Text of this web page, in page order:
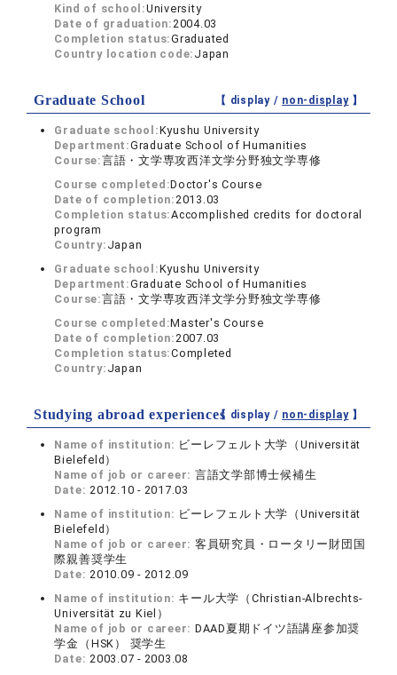
Kind of school:University
Date of graduation: 2004.03
Completion status:Graduated
Country location code: Japan
Graduate School 【 display / non-display】
Graduate school:Kyushu University
Department:Graduate School of Humanities
Course:言語・文学専攻西洋文学分野独文学専修
Course completed:Doctor's Course
Date of completion: 2013.03
Completion status:Accomplished credits for doctoral
program
Country: Japan
Graduate school:Kyushu University
Department:Graduate School of Humanities
Course:言語・文学専攻西洋文学分野独文学専修
Course completed:Master's Course
Date of completion: 2007.03
Completion status:Completed
Country: Japan
Studying abroad experiences【 display / non-display】
Name of institution: ビーレフェルト大学（Universität
Bielefeld）
Name of job or career: 言語文学部博士候補生
Date: 2012.10 - 2017.03
Name of institution: ビーレフェルト大学（Universität
Bielefeld）
Name of job or career: 客員研究員・ロータリー財団国
際親善奨学生
Date: 2010.09 - 2012.09
Name of institution: キール大学（Christian-Albrechts-
Universität zu Kiel）
Name of job or career: DAAD夏期ドイツ語講座参加奨
学金（HSK） 奨学生
Date: 2003.07 - 2003.08